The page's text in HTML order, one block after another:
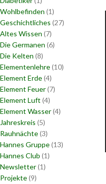
Wohlbefinden (1)
Geschichtliches (27)
Altes Wissen (7)
Die Germanen (6)
Die Kelten (8)
Elementenlehre(10)
Element Erde(4)
Element Feuer(7)
Element Luft (4)
Element Wasser(4)
Jahreskreis (5)
Rauhnächte(3)
Hannes Gruppe(13)
Hannes Club (1)
Newsletter(1)
Projekte(9)